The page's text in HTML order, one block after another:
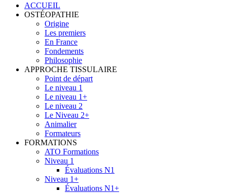
ACCUEIL
OSTÉOPATHIE
Origine
Les premiers
En France
Fondements
Philosophie
APPROCHE TISSULAIRE
Point de départ
Le niveau 1
Le niveau 1+
Le niveau 2
Le Niveau 2+
Animalier
Formateurs
FORMATIONS
ATO Formations
Niveau 1
Évaluations N1
Niveau 1+
Évaluations N1+